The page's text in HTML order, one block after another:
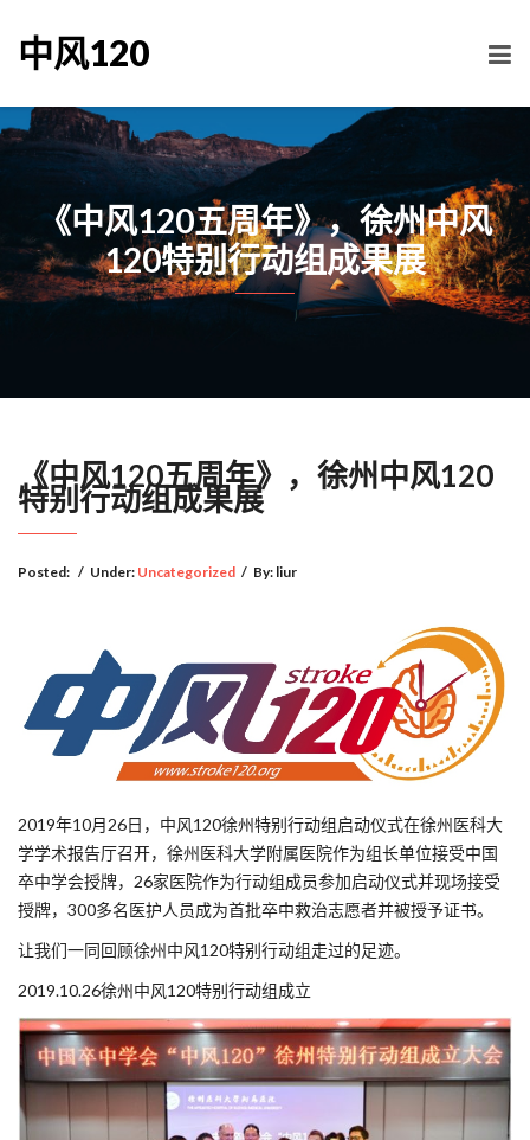
中风120
《中风120五周年》，徐州中风
120特别行动组成果展
《中风120五周年》，徐州中风120
特别行动组成果展
Posted: / Under: Uncategorized / By: liur
2019年10月26日，中风120徐州特别行动组启动仪式在徐州医科大
学学术报告厅召开，徐州医科大学附属医院作为组长单位接受中国
卒中学会授牌，26家医院作为行动组成员参加启动仪式并现场接受
授牌，300多名医护人员成为首批卒中救治志愿者并被授予证书。
让我们一同回顾徐州中风120特别行动组走过的足迹。
2019.10.26徐州中风120特别行动组成立